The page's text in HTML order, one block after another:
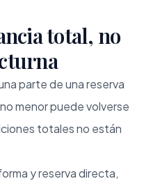
total, no
parte de una reserva
menor puede volverse
totales no están
y reserva directa,